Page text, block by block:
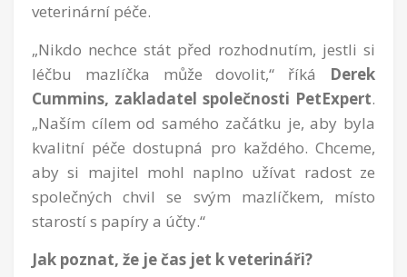
veterinární péče.
„Nikdo nechce stát před rozhodnutím, jestli si
léčbu mazlíčka může dovolit,“ říká
Derek
Cummins, zakladatel společnosti PetExpert.
„Naším cílem od samého začátku je, aby byla
kvalitní péče dostupná pro každého. Chceme,
aby si majitel mohl naplno užívat radost ze
společných chvil se svým mazlíčkem, místo
starostí s papíry a účty.“
Jak poznat, že je čas jet k veterináři?